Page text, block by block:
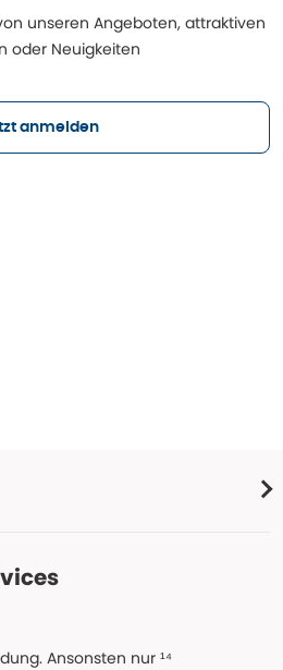
unseren Angeboten, attraktiven
oder Neuigkeiten
anmelden
Ansonsten nur ¹⁴